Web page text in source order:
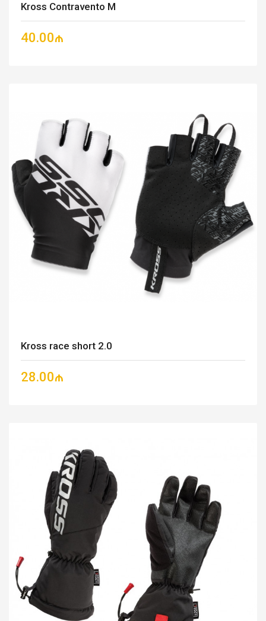
Kross Contravento M
40.00₼
Kross race short 2.0
28.00₼